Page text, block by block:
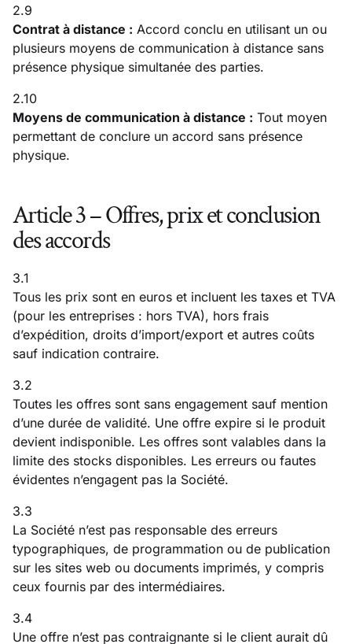
2.9
Contrat à distance : Accord conclu en utilisant un ou
plusieurs moyens de communication à distance sans
présence physique simultanée des parties.
2.10
Moyens de communication à distance : Tout moyen
permettant de conclure un accord sans présence
physique.
Article 3 – Offres, prix et conclusion
des accords
3.1
Tous les prix sont en euros et incluent les taxes et TVA
(pour les entreprises : hors TVA), hors frais
d’expédition, droits d’import/export et autres coûts
sauf indication contraire.
3.2
Toutes les offres sont sans engagement sauf mention
d’une durée de validité. Une offre expire si le produit
devient indisponible. Les offres sont valables dans la
limite des stocks disponibles. Les erreurs ou fautes
évidentes n’engagent pas la Société.
3.3
La Société n’est pas responsable des erreurs
typographiques, de programmation ou de publication
sur les sites web ou documents imprimés, y compris
ceux fournis par des intermédiaires.
3.4
Une offre n’est pas contraignante si le client aurait dû